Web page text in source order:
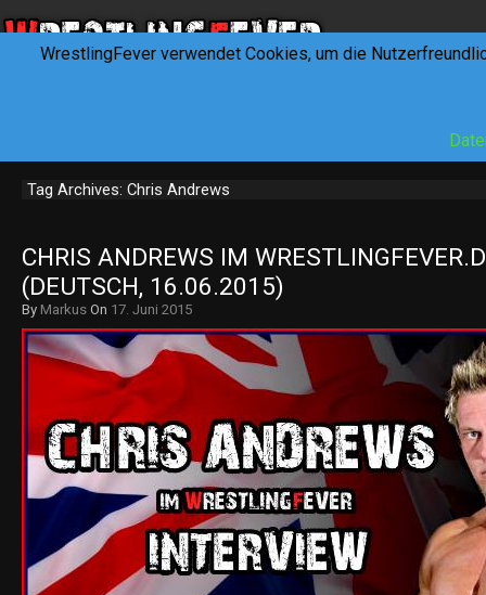
Tag Archives: Chris Andrews
CHRIS ANDREWS IM
(DEUTSCH, 16.06.2015)
By Markus On 17. Juni 2015
WrestlingFever verwendet Cookies, um die